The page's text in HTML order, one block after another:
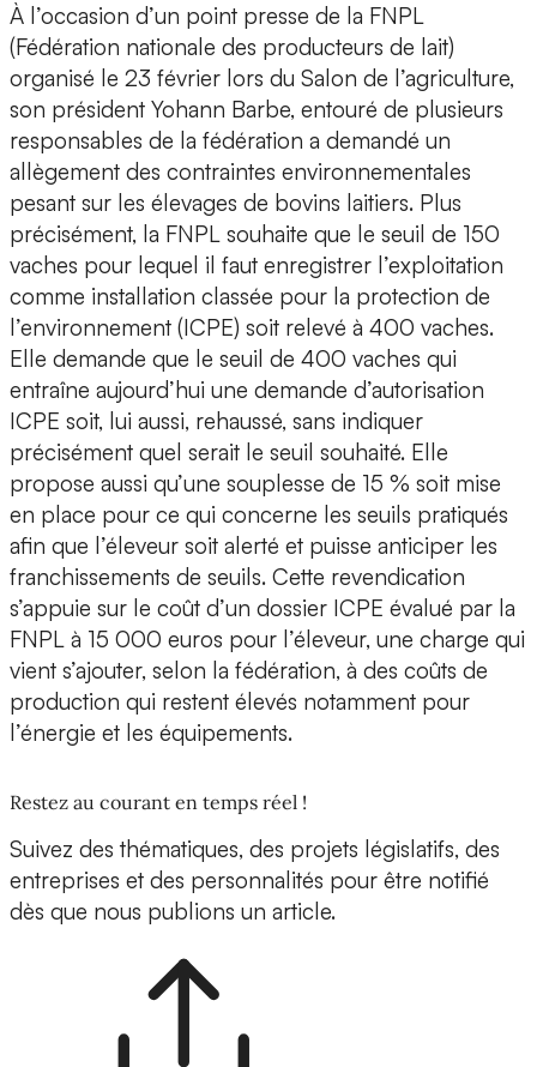
À l’occasion d’un point presse de la FNPL
(Fédération nationale des producteurs de lait)
organisé le 23 février lors du Salon de l’agriculture,
son président Yohann Barbe, entouré de plusieurs
responsables de la fédération a demandé un
allègement des contraintes environnementales
pesant sur les élevages de bovins laitiers. Plus
précisément, la FNPL souhaite que le seuil de 150
vaches pour lequel il faut enregistrer l’exploitation
comme installation classée pour la protection de
l’environnement (ICPE) soit relevé à 400 vaches.
Elle demande que le seuil de 400 vaches qui
entraîne aujourd’hui une demande d’autorisation
ICPE soit, lui aussi, rehaussé, sans indiquer
précisément quel serait le seuil souhaité. Elle
propose aussi qu’une souplesse de 15 % soit mise
en place pour ce qui concerne les seuils pratiqués
afin que l’éleveur soit alerté et puisse anticiper les
franchissements de seuils. Cette revendication
s’appuie sur le coût d’un dossier ICPE évalué par la
FNPL à 15 000 euros pour l’éleveur, une charge qui
vient s’ajouter, selon la fédération, à des coûts de
production qui restent élevés notamment pour
l’énergie et les équipements.
Restez au courant en temps réel !
Suivez des thématiques, des projets législatifs, des
entreprises et des personnalités pour être notifié
dès que nous publions un article.